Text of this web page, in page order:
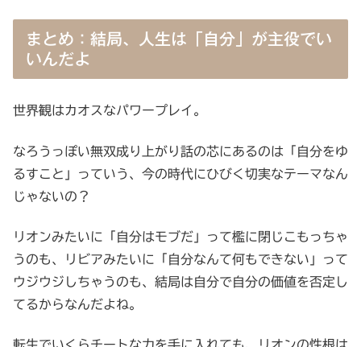
まとめ：結局、人生は「自分」が主役でい
いんだよ
世界観はカオスなパワープレイ。
なろうっぽい無双成り上がり話の芯にあるのは「自分をゆ
るすこと」っていう、今の時代にひびく切実なテーマなん
じゃないの？
リオンみたいに「自分はモブだ」って檻に閉じこもっちゃ
うのも、リビアみたいに「自分なんて何もできない」って
ウジウジしちゃうのも、結局は自分で自分の価値を否定し
てるからなんだよね。